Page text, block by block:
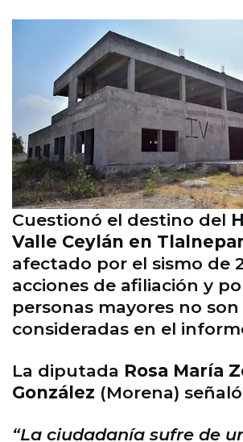
Cuestionó el destino del
Valle Ceylán en
afectado por el sismo de
acciones de afiliación y
personas mayores no son
consideradas en el
La diputada Rosa María
González (Morena)
“La ciudadanía sufre de